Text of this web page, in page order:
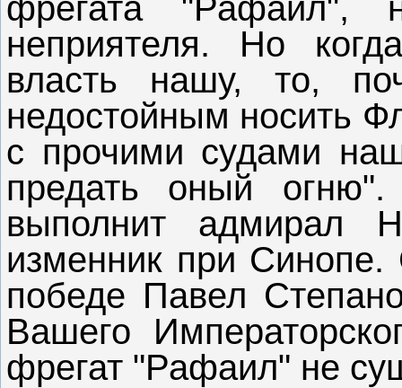
фрегата "Рафаил",
неприятеля. Но
власть нашу, то,
недостойным носить
с прочими судами
предать оный
выполнит адмирал
изменник при Синопе.
победе Павел
Вашего
фрегат "Рафаил" не